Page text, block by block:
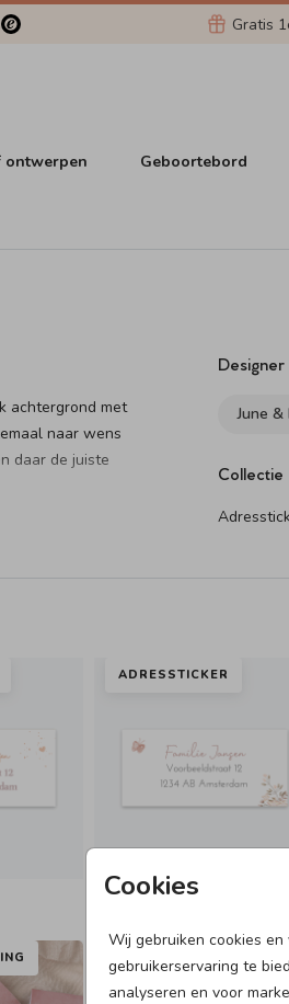
Gratis
ontwerpen Geboortebord
Cookies
Wij gebruiken cookies
gebruikerservaring te
analyseren en voor
achtergrond met
naar wens
daar de juiste
Designer
June &
Collectie
ADRESSTICKER
GEBOORTETEGELTJE